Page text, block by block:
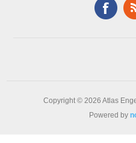
Copyright © 2026 Atlas
Powered by